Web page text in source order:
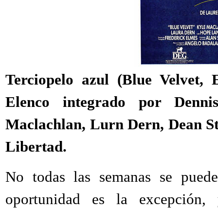
Terciopelo azul (Blue Velvet,
Elenco integrado por
Maclachlan, Lurn Dern, Dean
Libertad.
No todas las semanas se
oportunidad es la